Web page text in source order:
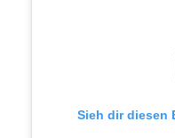
Sieh dir diesen